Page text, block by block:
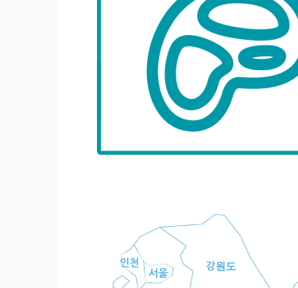
인천
서울
강원도